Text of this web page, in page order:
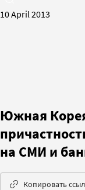
10 April 2013
Южная
на СМИ и
Копировать